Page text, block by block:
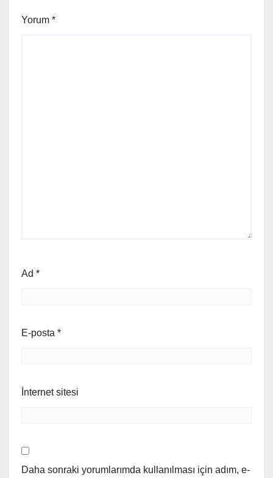
Yorum *
Ad *
E-posta *
İnternet sitesi
Daha sonraki yorumlarımda kullanılması için adım, e-